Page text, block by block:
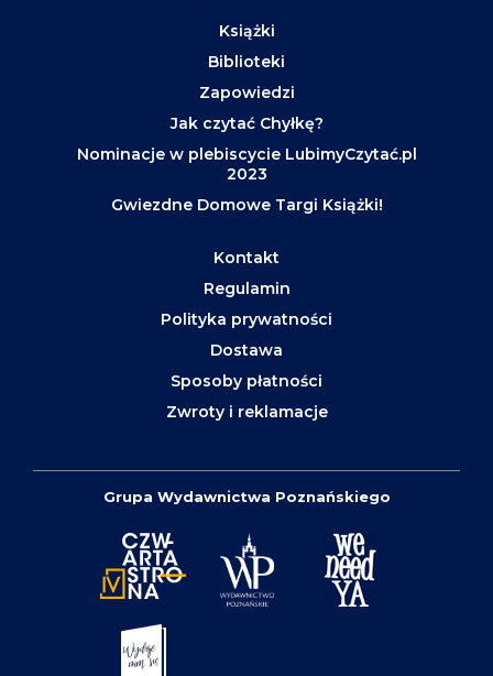
Książki
Biblioteki
Zapowiedzi
Jak czytać Chyłkę?
Nominacje w plebiscycie LubimyCzytać.pl
2023
Gwiezdne Domowe Targi Książki!
Kontakt
Regulamin
Polityka prywatności
Dostawa
Sposoby płatności
Zwroty i reklamacje
Grupa Wydawnictwa Poznańskiego